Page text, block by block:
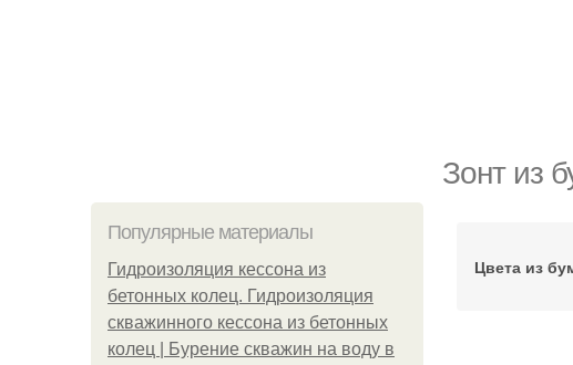
Зонт из
Популярные материалы
Гидроизоляция кессона из
бетонных колец. Гидроизоляция
скважинного кессона из бетонных
колец | Бурение скважин на воду в
Цвета из